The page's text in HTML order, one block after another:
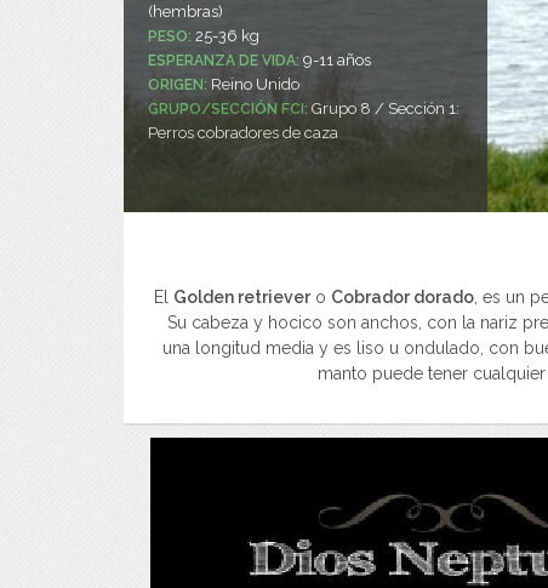
(hembras)
PESO: 25-36 kg
ESPERANZA DE VIDA: 9-11 años
ORIGEN: Reino Unido
GRUPO/SECCIÓN FCI: Grupo 8 / Sección 1:
Perros cobradores de caza
El Golden retrievero Cobrador dorado , es un
Su cabeza y hocico son anchos, con la nariz
una longitud media y es liso u ondulado, con
manto puede tener